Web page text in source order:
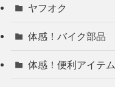
ヤフオク
体感！バイク部品
体感！便利アイテム